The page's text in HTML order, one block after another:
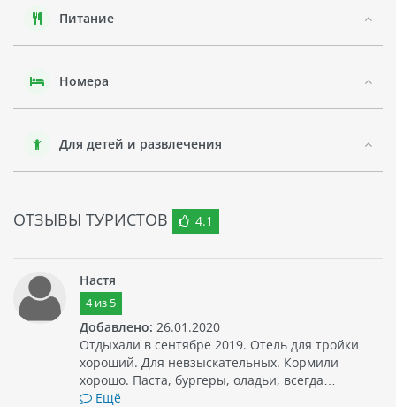
ресторан, который предлагает широкий выбор блюд
местной и международной кухни. Кроме того, на
территории отеля есть несколько баров, где гости могут
В целом, отель SMILE PARK - это прекрасный вариант для
семейного отдыха в Турции. Большой аквапарк и уютные
в красивом городе Сиде позволяет насладиться обилием
Питание
Номера
Для детей и развлечения
ОТЗЫВЫ ТУРИСТОВ 4.1
Настя
4из 5
Добавлено: 26.01.2020
Отдыхали в сентябре 2019. Отель для тройки
хороший. Для невзыскательных. Кормили
хорошо. Паста, бургеры, оладьи, всегда…
Ещё